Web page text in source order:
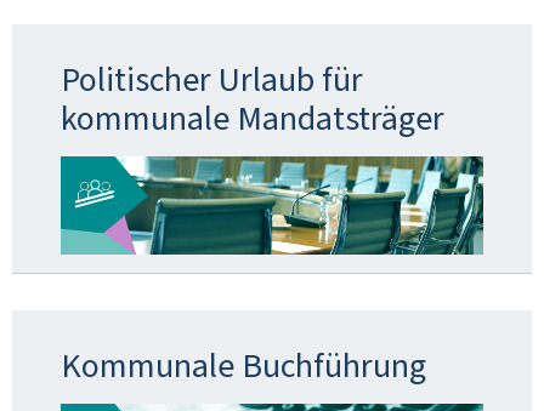
Politischer Urlaub für
kommunale Mandatsträger
Kommunale Buchführung